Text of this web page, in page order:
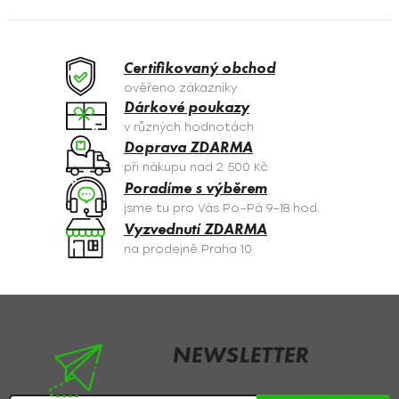
á
c
í
p
r
v
k
y
v
ý
p
s
Certifikovaný obchod
ověřeno zákazníky
Dárkové poukazy
v různých hodnotách
Doprava ZDARMA
při nákupu nad 2 500 Kč
Poradíme s výběrem
jsme tu pro Vás Po–Pá 9–18 hod.
Vyzvednutí ZDARMA
na prodejně Praha 10
NEWSLETTER